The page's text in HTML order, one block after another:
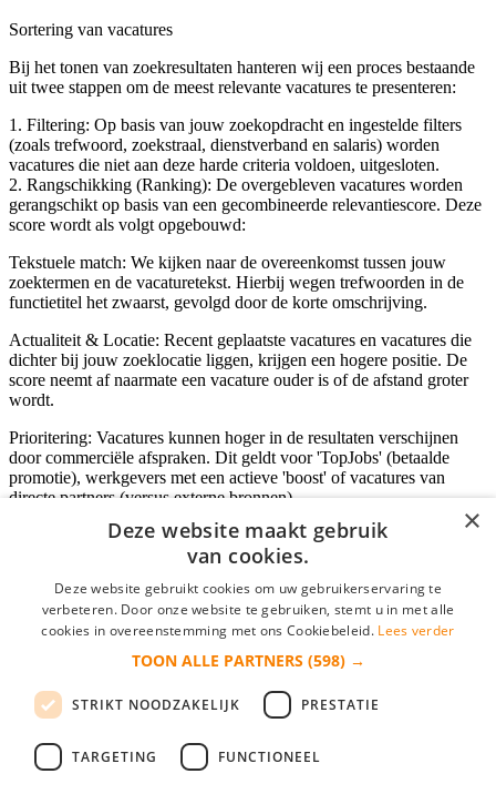
Sortering van vacatures
Bij het tonen van zoekresultaten hanteren wij een proces bestaande
uit twee stappen om de meest relevante vacatures te presenteren:
1. Filtering: Op basis van jouw zoekopdracht en ingestelde filters
(zoals trefwoord, zoekstraal, dienstverband en salaris) worden
vacatures die niet aan deze harde criteria voldoen, uitgesloten.
2. Rangschikking (Ranking): De overgebleven vacatures worden
gerangschikt op basis van een gecombineerde relevantiescore. Deze
score wordt als volgt opgebouwd:
Tekstuele match: We kijken naar de overeenkomst tussen jouw
zoektermen en de vacaturetekst. Hierbij wegen trefwoorden in de
functietitel het zwaarst, gevolgd door de korte omschrijving.
Actualiteit & Locatie: Recent geplaatste vacatures en vacatures die
dichter bij jouw zoeklocatie liggen, krijgen een hogere positie. De
score neemt af naarmate een vacature ouder is of de afstand groter
wordt.
Prioritering: Vacatures kunnen hoger in de resultaten verschijnen
door commerciële afspraken. Dit geldt voor 'TopJobs' (betaalde
promotie), werkgevers met een actieve 'boost' of vacatures van
directe partners (versus externe bronnen).
Inloggen als bedrijf
*
login gegevens onthouden
login
×
Deze website maakt gebruik
van cookies.
Deze website gebruikt cookies om uw gebruikerservaring te
verbeteren. Door onze website te gebruiken, stemt u in met alle
cookies in overeenstemming met ons Cookiebeleid. Lees verder
TOON ALLE PARTNERS (598) →
STRIKT NOODZAKELIJK PRESTATIE
TARGETING FUNCTIONEEL